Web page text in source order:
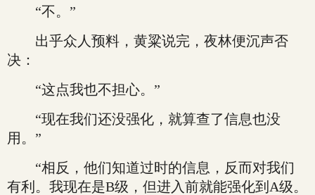
“不。”
出乎众人预料，黄粱说完，夜林便沉声否
决：
“这点我也不担心。”
“现在我们还没强化，就算查了信息也没
用。”
“相反，他们知道过时的信息，反而对我们
有利。我现在是B级，但进入前就能强化到A级。